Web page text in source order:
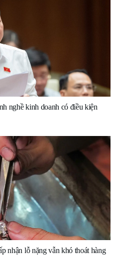
nghề kinh doanh có điều kiện
nhận lỗ nặng vẫn khó thoát hàng